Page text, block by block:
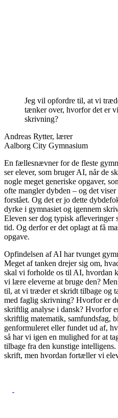
Jeg vil opfordre til, at vi
tænker over, hvorfor det er
skrivning?
Andreas Rytter, lærer
Aalborg City Gymnasium
En fællesnævner for de fleste
ser elever, som bruger AI, når de
nogle meget generiske opgaver,
ofte mangler dybden – og det
forstået. Og det er jo dette
dyrke i gymnasiet og igennem
Eleven ser dog typisk afleveringer
tid. Og derfor er det oplagt at få
opgave.
Opfindelsen af AI har tvunget
Meget af tanken drejer sig om,
skal vi forholde os til AI, hvordan
vi lære eleverne at bruge den?
til, at vi træder et skridt tilbage og
med faglig skrivning? Hvorfor er
skriftlig analyse i dansk? Hvorfor
skriftlig matematik, samfundsfag,
genformuleret eller fundet ud af,
så har vi igen en mulighed for at
tilbage fra den kunstige
skrift, men hvordan fortæller vi